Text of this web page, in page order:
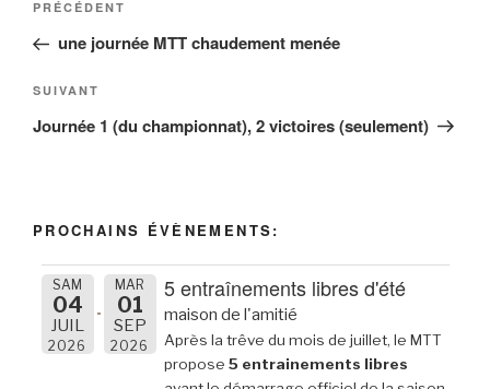
l’article
Article
précédent
PRÉCÉDENT
une journée MTT chaudement menée
Article
suivant
SUIVANT
Journée 1 (du championnat), 2 victoires (seulement)
PROCHAINS ÉVÈNEMENTS:
SAM
04
JUIL
2026
MAR
01
SEP
2026
5 entraînements libres d'été
maison de l'amitié
Après la trêve du mois de juillet, le MTT
propose 5 entrainements libres